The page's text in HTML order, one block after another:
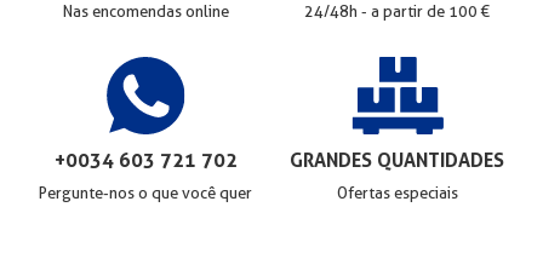
Nas encomendas online 24/48h - a partir de 100 €
+0034 603 721 702
Pergunte-nos o que você quer
GRANDES QUANTIDADES
Ofertas especiais